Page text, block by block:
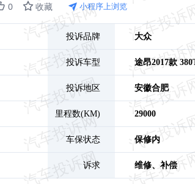
上
0 收藏 小程序上浏览
投诉品牌 大众
投诉车型 途昂2017款
投诉地区 安徽合肥
里程数(KM) 29000
车保状态 保修内
诉求 维修、补偿